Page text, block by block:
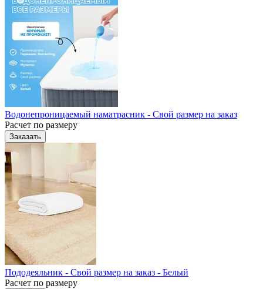
Водонепроницаемый наматрасник - Свой размер на заказ
Расчет по размеру
Заказать
Пододеяльник - Свой размер на заказ - Белый
Расчет по размеру